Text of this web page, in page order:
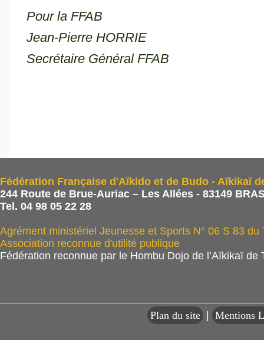
Pour la FFAB
Jean-Pierre HORRIE
Secrétaire Général FFAB
Fédération Française d'Aïkido et de Budo - Aïkikaï
244 Route de Brue-Auriac – Les Allées - 83149
Tel. 04 98 05 22 28
Agrément ministériel Jeunesse et Sports N° 06 S 83
Association reconnue d'utilité publique
Fédération reconnue par le Hombu Dojo de l’Aïkikaï de
Plan du site | Mentions